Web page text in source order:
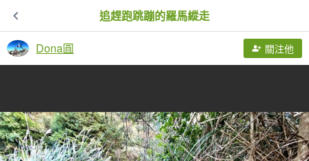
追趕跑跳蹦的羅馬縱走
Dona圓 關注他